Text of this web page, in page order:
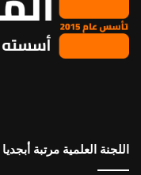
اللجنة العلمية مرتبة أبجديا